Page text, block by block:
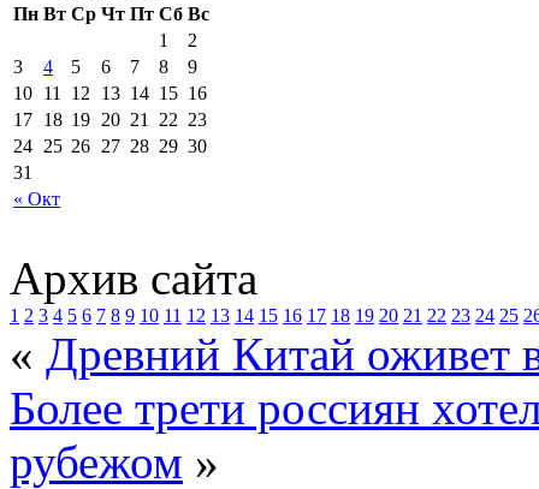
Пн Вт Ср Чт Пт Сб Вс
« Окт
1
2
3
4 5 6 7 8
9
10 11 12 13 14 15 16
17 18 19 20 21 22 23
24 25 26 27 28 29 30
31
Архив сайта
1 2 3 4 5 6 7 8 9 10 11 12 13 14 15 16 17 18 19 20 21 22 23 24 25
« Древний Китай оживет
Более трети россиян
рубежом »